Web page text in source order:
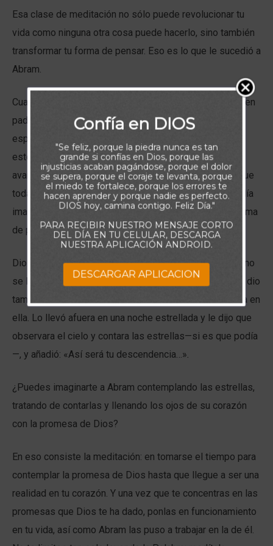
Esa clase de meditación no sólo puede revolucionar tu
vida como ninguna otra cosa puede hacerlo, sino también
transformar tu forma de pensar. Eso es lo que le sucedió a
Abram.
Cuando Dios le dijo por primera vez que se convertiría en
padre de muchas naciones, Abram era un anciano. Su
esposa, Sara, también lo era. Es más, ella había sido
estéril toda su vida. ¿Cómo podría una pareja de edad
avanzada y sin descendencia esperar tener un hijo, o que
toda una nación saliera de ellos? Abram ni siquiera podía
imaginarse tal cosa. Era una total contradicción a su forma
de pensar.
Dios sabía la lucha mental que Abram tendría; por eso, no
se limitó en darle sólo una promesa verbal, sino que le dio
también una imagen de esa promesa para que meditara en
ella. Lo llevó afuera en una noche estrellada y le dijo que
observara el cielo y contara las estrellas—si es que podía
—, y añadió: «Así será tu descendencia…».
¿Puedes imaginarte a Abram contemplando las estrellas,
tratando de contarlas y llenando los ojos de su corazón
con la promesa de Dios?
En eso consiste la meditación: en tomarse el tiempo para
contemplar la promesa de Dios hasta que llegue a ser una
realidad en tu corazón. Y una vez que te concentras en las
promesas que Dios te ha dado, ponlas en funcionamiento
en tu vida, así como Abram las puso a trabajar en la de él.
Confía en DIOS
"Se feliz, porque la piedra nunca es tan
grande si confías en Dios, porque las
injusticias acaban pagándose, porque el dolor
se supera, porque el coraje te levanta, porque
el miedo te fortalece, porque los errores te
hacen aprender y porque nadie es perfecto.
DIOS hoy, camina contigo. Feliz Día."
PARA RECIBIR NUESTRO MENSAJE CORTO
DEL DÍA EN TU CELULAR, DESCARGA
NUESTRA APLICACIÓN ANDROID.
DESCARGAR APLICACION